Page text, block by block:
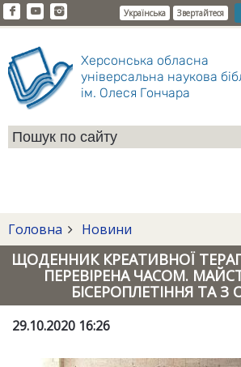
Українська Звертайтеся
Херсонська обласна
універсальна наукова
ім. Олеся Гончара
Головна Новини
ЩОДЕННИК КРЕАТИВНОЇ
ПЕРЕВІРЕНА ЧАСОМ.
БІСЕРОПЛЕТІННЯ ТА З
29.10.2020 16:26